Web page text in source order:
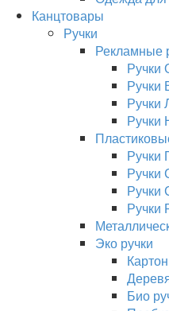
Канцтовары
Ручки
Рекламные
Ручки
Ручки
Ручки
Ручки
Ручки
Ручки
Ручки
Ручки
Эко ручки
Био